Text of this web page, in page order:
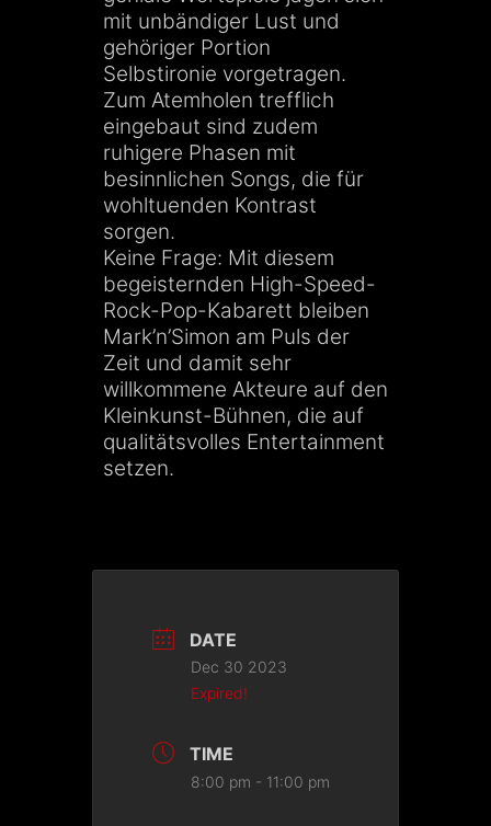
mit unbändiger Lust und
gehöriger Portion
Selbstironie vorgetragen.
Zum Atemholen trefflich
eingebaut sind zudem
ruhigere Phasen mit
besinnlichen Songs, die für
wohltuenden Kontrast
sorgen.
Keine Frage: Mit diesem
begeisternden High-Speed-
Rock-Pop-Kabarett bleiben
Mark’n’Simon am Puls der
Zeit und damit sehr
willkommene Akteure auf den
Kleinkunst-Bühnen, die auf
qualitätsvolles Entertainment
setzen.
DATE
Dec 30 2023
Expired!
TIME
8:00 pm - 11:00 pm